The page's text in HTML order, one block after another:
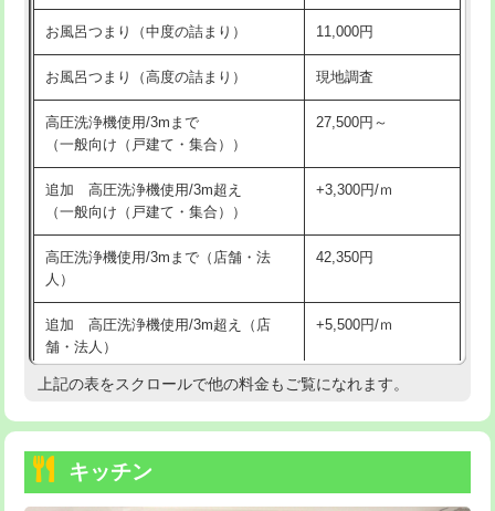
式）)
交換・取付(混合水栓（壁付・デッキ
式・ワンホール）)
16,500円+材料費
交換・取付(排水栓・排水トラップ
（P/S/ポップアップ））
22,000円+材料費
交換・取付（その他部品） 11,000円+材料費
持込商品取付（単水栓） 13,200円
持込商品取付（混合水栓）
持込商品取付（浄水器・分岐水栓） 16,500円
持込商品取付（温水洗浄便座） 22,000円
持込商品取付（普通便座⇔温水洗浄便
22,000円
給水管工事※（ホール加工)
お風呂つまり（中度の詰まり） 11,000円
お風呂つまり（高度の詰まり） 現地調査
高圧洗浄機使用/3mまで
（一般向け（戸建て・集合））
27,500円～
追加 高圧洗浄機使用/3m超え
（一般向け（戸建て・集合））
+3,300円/ｍ
高圧洗浄機使用/3mまで（店舗・法
人）
42,350円
追加 高圧洗浄機使用/3m超え（店
舗・法人）
+5,500円/ｍ
高度高圧洗浄換 現地調査
トーラー機使用/3mまで
上記の表をスクロールで他の料金もご覧になれます。
キッチン